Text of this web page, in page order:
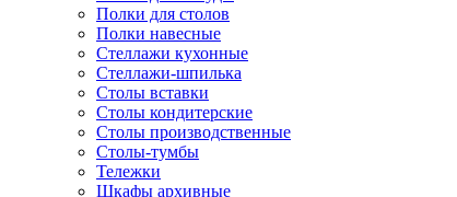
Полки для столов
Полки навесные
Стеллажи кухонные
Стеллажи-шпилька
Столы вставки
Столы кондитерские
Столы производственные
Столы-тумбы
Тележки
Шкафы архивные